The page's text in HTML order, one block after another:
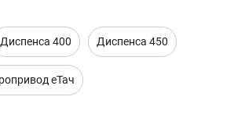
Диспенса 400 Диспенса 450
еТач